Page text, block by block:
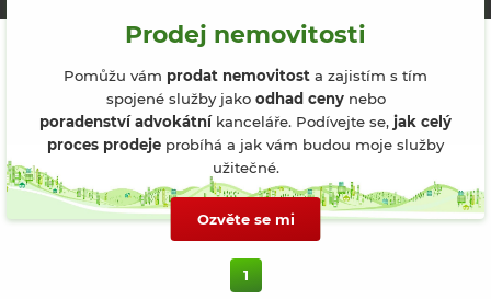
Prodej nemovitosti
Pomůžu vám prodat nemovitost a zajistím s tím
spojené služby jako odhad cenynebo
poradenství advokátníkanceláře. Podívejte se, jak celý
proces prodeje probíhá a jak vám budou moje služby
užitečné.
Ozvěte se mi
1